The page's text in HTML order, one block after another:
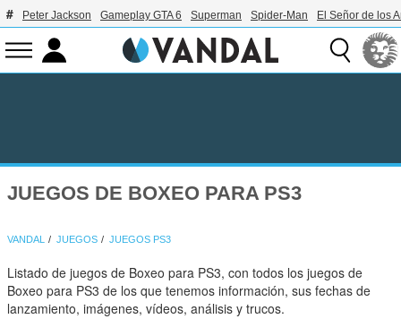
Peter Jackson Gameplay GTA 6 Superman Spider-Man El Señor de los
JUEGOS DE BOXEO PARA PS3
VANDAL JUEGOS JUEGOS PS3
Listado de juegos de Boxeo para PS3, con todos los juegos de
Boxeo para PS3 de los que tenemos información, sus fechas de
lanzamiento, imágenes, vídeos, análisis y trucos.